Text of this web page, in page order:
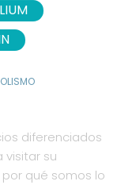
diferenciados
visitar su
qué somos lo